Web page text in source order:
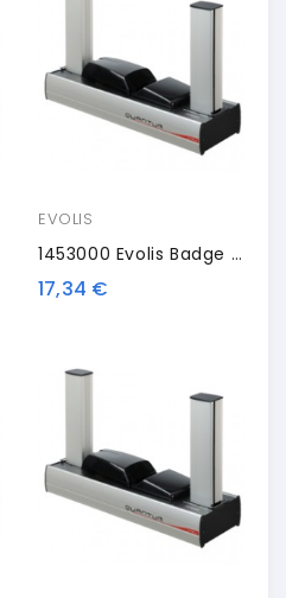
EVOLIS
1453000 Evolis Badge Holder
17,34 €